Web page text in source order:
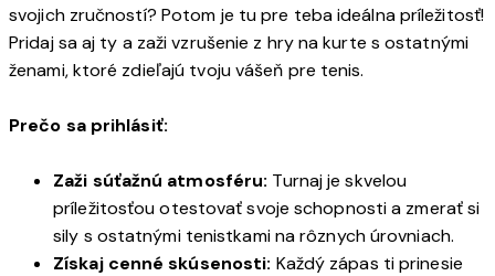
svojich zručností? Potom je tu pre teba ideálna príležitosť!
Pridaj sa aj ty a zaži vzrušenie z hry na kurte s ostatnými
ženami, ktoré zdieľajú tvoju vášeň pre tenis.
Prečo sa prihlásiť:
Zaži súťažnú atmosféru: Turnaj je skvelou
príležitosťou otestovať svoje schopnosti a zmerať si
sily s ostatnými tenistkami na rôznych úrovniach.
Získaj cenné skúsenosti: Každý zápas ti prinesie